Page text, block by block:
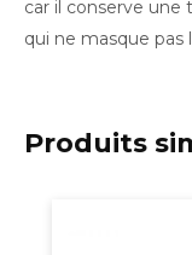
car il conserve
qui ne masque pas
Produits